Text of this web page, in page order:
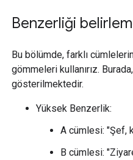
Benzerliği
Bu bölümde, farklı
gömmeleri kullanırız.
gösterilmektedir.
Yüksek Benzerlik:
A cümlesi: "Şef,
B cümlesi: